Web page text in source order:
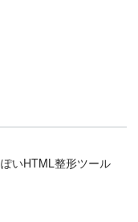
いHTML整形ツール